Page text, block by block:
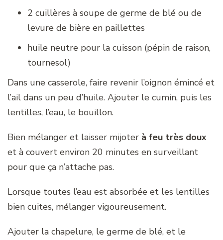
2 cuillères à soupe de germe de blé ou de
levure de bière en paillettes
huile neutre pour la cuisson (pépin de raison,
tournesol)
Dans une casserole, faire revenir l’oignon émincé et
l’ail dans un peu d’huile. Ajouter le cumin, puis les
lentilles, l’eau, le bouillon.
Bien mélanger et laisser mijoter à feu très doux
et à couvert environ 20 minutes en surveillant
pour que ça n’attache pas.
Lorsque toutes l’eau est absorbée et les lentilles
bien cuites, mélanger vigoureusement.
Ajouter la chapelure, le germe de blé, et le